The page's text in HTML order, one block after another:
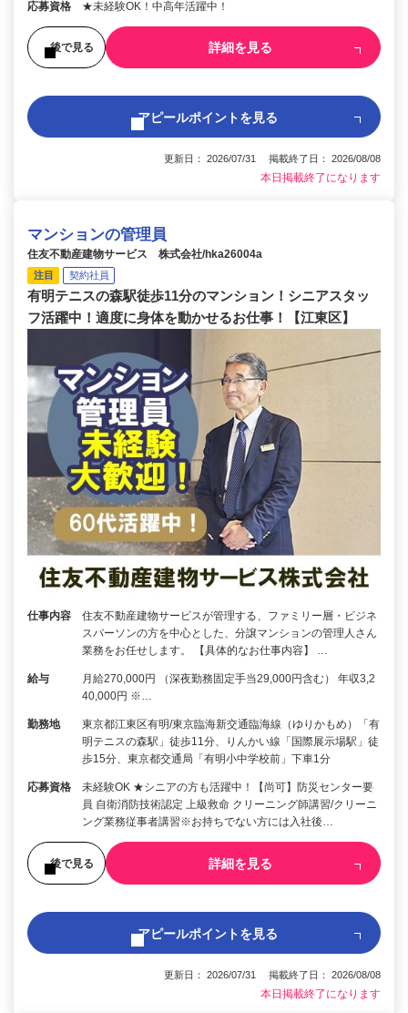
応募資格 ★未経験OK！中高年活躍中！
後で見る 詳細を見る
アピールポイントを見る
更新日： 2026/07/31 掲載終了日： 2026/08/08
本日掲載終了になります
マンションの管理員
住友不動産建物サービス 株式会社/hka26004a
注目 契約社員
有明テニスの森駅徒歩11分のマンション！シニアスタッ
フ活躍中！適度に身体を動かせるお仕事！【江東区】
仕事内容
住友不動産建物サービスが管理する、ファミリー層・ビジネ
スパーソンの方を中心とした、分譲マンションの管理人さん
業務をお任せします。 【具体的なお仕事内容】 …
給与
月給270,000円 （深夜勤務固定手当29,000円含む） 年収3,2
40,000円 ※…
勤務地
東京都江東区有明/東京臨海新交通臨海線（ゆりかもめ）「有
明テニスの森駅」徒歩11分、りんかい線「国際展示場駅」徒
歩15分、東京都交通局「有明小中学校前」下車1分
応募資格
未経験OK ★シニアの方も活躍中！【尚可】防災センター要
員 自衛消防技術認定 上級救命 クリーニング師講習/クリーニ
ング業務従事者講習※お持ちでない方には入社後…
後で見る 詳細を見る
アピールポイントを見る
更新日： 2026/07/31 掲載終了日： 2026/08/08
本日掲載終了になります